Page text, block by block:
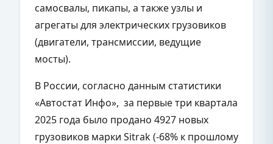
самосвалы, пикапы, а также узлы и
агрегаты для электрических грузовиков
(двигатели, трансмиссии, ведущие
мосты).
В России, согласно данным статистики
«Автостат Инфо», за первые три квартала
2025 года было продано 4927 новых
грузовиков марки Sitrak (-68% к прошлому